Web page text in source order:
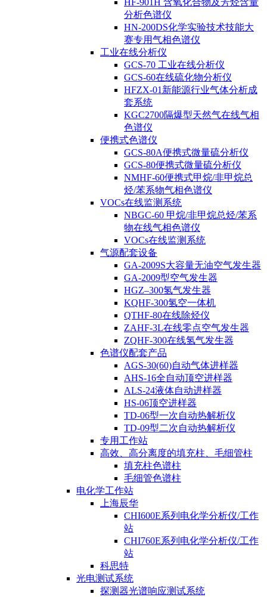
HF-901H 含氧化合物及芳烃含量
分析色谱仪
HN-200DS化学实验技术技能大
赛专用气相色谱仪
工业在线分析仪
GCS-70 工业在线分析仪
GCS-60在线硫化物分析仪
HFZX-01新能源行业气体分析成
套系统
KGC2700隔爆型天然气在线气相
色谱仪
便携式色谱仪
GCS-80A便携式微量硫分析仪
GCS-80便携式微量硫分析仪
NMHF-60便携式甲烷/非甲烷总
烃/苯系物气相色谱仪
VOCs在线监测系统
NBGC-60 甲烷/非甲烷总烃/苯系
物在线气相色谱仪
VOCs在线监测系统
气源配套设备
GA-2009S大容量无油空气发生器
GA-2009型空气发生器
HGZ–300氢气发生器
KQHF-300氢空一体机
QTHF-80在线除烃仪
ZAHF-3L在线零点空气发生器
ZQHF-300在线氢气发生器
色谱仪配套产品
AGS-30(60)自动气体进样器
AHS-16全自动顶空进样器
ALS-24液体自动进样器
HS-06顶空进样器
TD-06型一次自动热解析仪
TD-09型二次自动热解析仪
专用工作站
高效、高分离度的填充柱、毛细管柱
填充柱色谱柱
毛细管色谱柱
电化学工作站
上海辰华
CHI600E系列电化学分析仪/工作
站
CHI760E系列电化学分析仪/工作
站
科思特
光电测试系统
探测器光谱响应测试系统